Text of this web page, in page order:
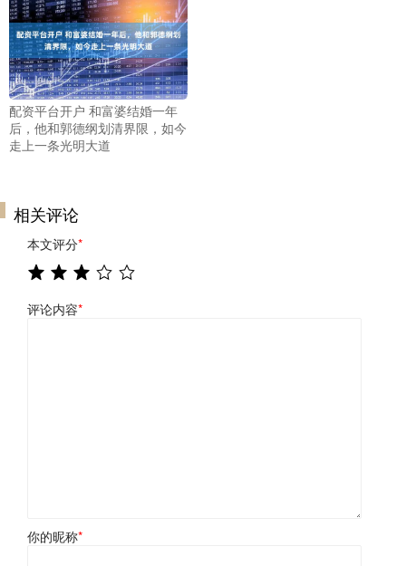
配资平台开户 和富婆结婚一年
后，他和郭德纲划清界限，如今
走上一条光明大道
相关评论
本文评分*
评论内容*
你的昵称*